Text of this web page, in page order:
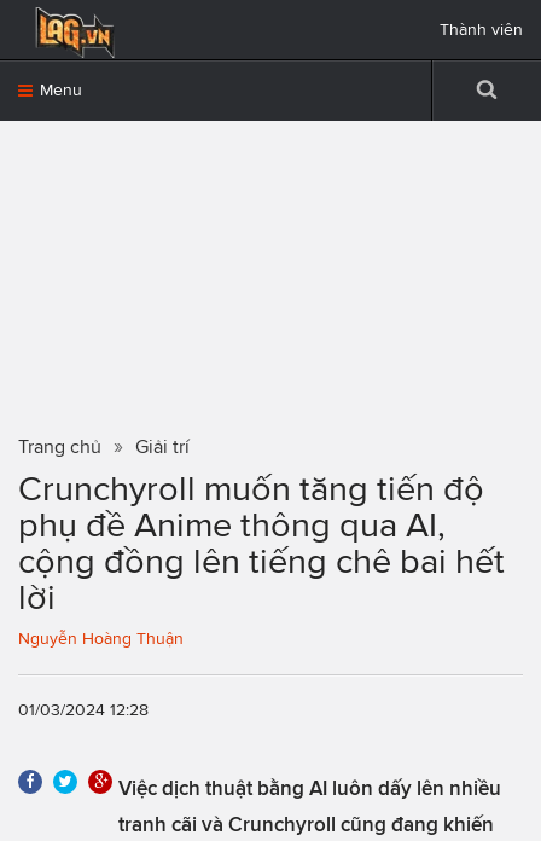
Menu
Thành viên
Trang chủ Giải trí
Crunchyroll muốn tăng tiến độ
phụ đề Anime thông qua AI,
cộng đồng lên tiếng chê bai hết
lời
Nguyễn Hoàng Thuận
01/03/2024 12:28
Việc dịch thuật bằng AI luôn dấy lên nhiều
tranh cãi và Crunchyroll cũng đang khiến